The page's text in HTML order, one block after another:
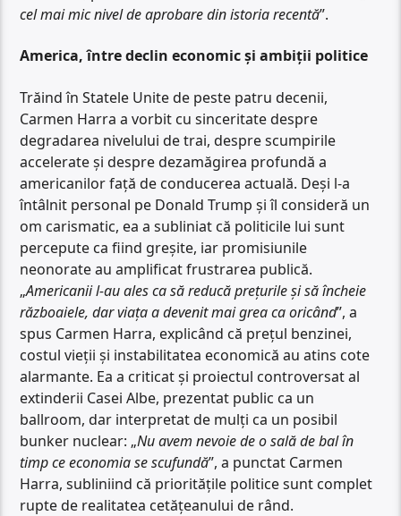
cel mai mic nivel de aprobare din istoria recentă”.
America, între declin economic și ambiții politice
Trăind în Statele Unite de peste patru decenii,
Carmen Harra a vorbit cu sinceritate despre
degradarea nivelului de trai, despre scumpirile
accelerate și despre dezamăgirea profundă a
americanilor față de conducerea actuală. Deși l-a
întâlnit personal pe Donald Trump și îl consideră un
om carismatic, ea a subliniat că politicile lui sunt
percepute ca fiind greșite, iar promisiunile
neonorate au amplificat frustrarea publică.
„Americanii l-au ales ca să reducă prețurile și să încheie
războaiele, dar viața a devenit mai grea ca oricând”, a
spus Carmen Harra, explicând că prețul benzinei,
costul vieții și instabilitatea economică au atins cote
alarmante. Ea a criticat și proiectul controversat al
extinderii Casei Albe, prezentat public ca un
ballroom, dar interpretat de mulți ca un posibil
bunker nuclear: „Nu avem nevoie de o sală de bal în
timp ce economia se scufundă”, a punctat Carmen
Harra, subliniind că prioritățile politice sunt complet
rupte de realitatea cetățeanului de rând.